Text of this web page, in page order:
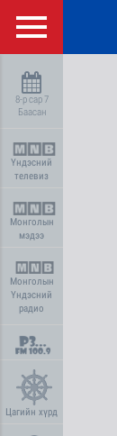
8-р сар 7
Баасан
Үндэсний
телевиз
Монголын
мэдээ
Монголын
Үндэсний
радио
Цагийн хүрд